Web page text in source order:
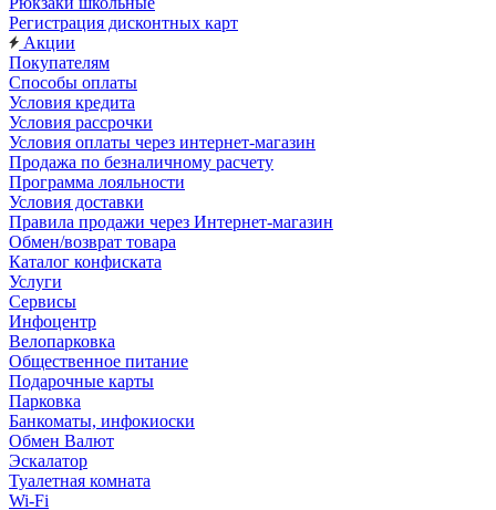
Регистрация дисконтных карт
Акции
Покупателям
Способы оплаты
Условия кредита
Условия рассрочки
Условия оплаты через интернет-магазин
Продажа по безналичному расчету
Программа лояльности
Условия доставки
Правила продажи через Интернет-магазин
Обмен/возврат товара
Каталог конфиската
Услуги
Сервисы
Инфоцентр
Велопарковка
Общественное питание
Подарочные карты
Парковка
Банкоматы, инфокиоски
Обмен Валют
Эскалатор
Туалетная комната
Wi-Fi